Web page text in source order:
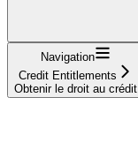
Navigation
Credit Entitlements
Obtenir le droit au crédit